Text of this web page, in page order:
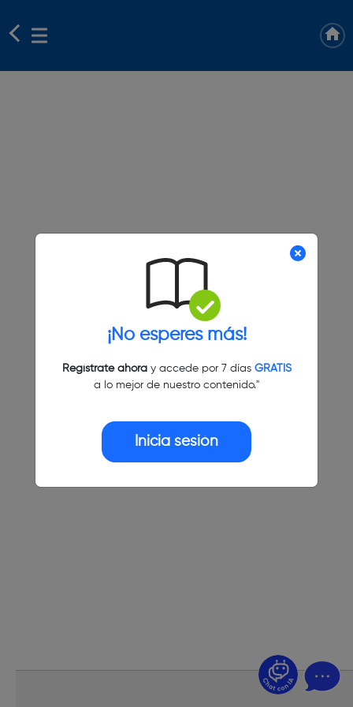
¡No esperes más!
Regístrate ahoray accede por 7 días GRATIS
a lo mejor de nuestro contenido."
Inicia sesión